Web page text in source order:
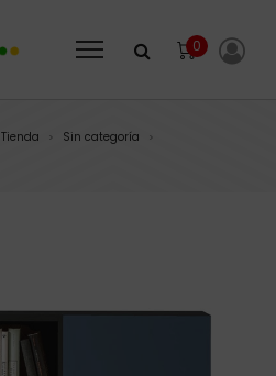
0
Tienda > Sin categoría >